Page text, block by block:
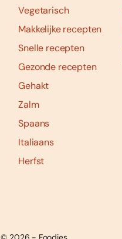
Vegetarisch
Makkelijke recepten
Snelle recepten
Gezonde recepten
Gehakt
Zalm
Spaans
Italiaans
Herfst